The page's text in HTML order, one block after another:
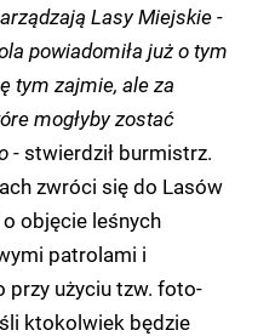
Lasy Miejskie -
powiadomiła już o tym
tym zajmie, ale za
mogłyby zostać
- stwierdził burmistrz.
zwróci się do Lasów
objęcie leśnych
patrolami i
użyciu tzw. foto-
ktokolwiek będzie